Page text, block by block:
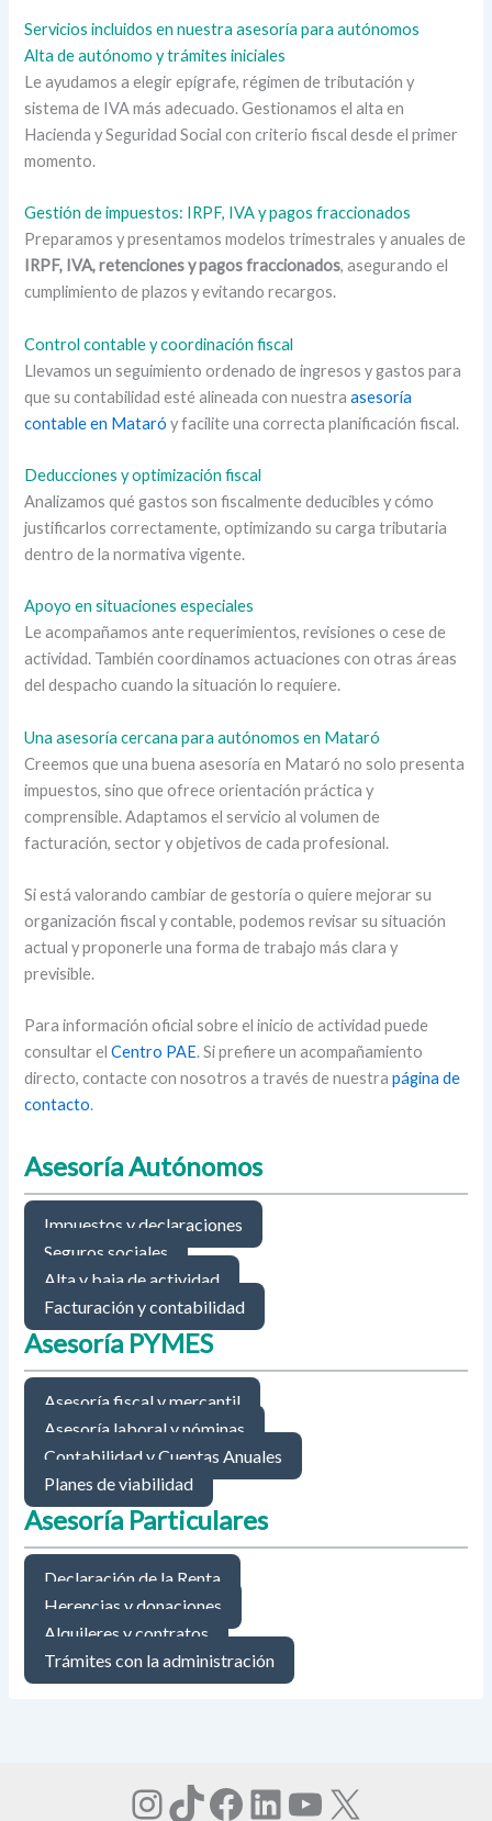
Servicios incluidos en nuestra asesoría para autónomos
Alta de autónomo y trámites iniciales
Le ayudamos a elegir epígrafe, régimen de tributación y
sistema de IVA más adecuado. Gestionamos el alta en
Hacienda y Seguridad Social con criterio fiscal desde el primer
momento.
Gestión de impuestos: IRPF, IVA y pagos fraccionados
Preparamos y presentamos modelos trimestrales y anuales de
IRPF, IVA, retenciones y pagos fraccionados, asegurando el
cumplimiento de plazos y evitando recargos.
Control contable y coordinación fiscal
Llevamos un seguimiento ordenado de ingresos y gastos para
que su contabilidad esté alineada con nuestraasesoría
contable en Mataró y facilite una correcta planificación fiscal.
Deducciones y optimización fiscal
Analizamos qué gastos son fiscalmente deducibles y cómo
justificarlos correctamente, optimizando su carga tributaria
dentro de la normativa vigente.
Apoyo en situaciones especiales
Le acompañamos ante requerimientos, revisiones o cese de
actividad. También coordinamos actuaciones con otras áreas
del despacho cuando la situación lo requiere.
Una asesoría cercana para autónomos en Mataró
Creemos que una buena asesoría en Mataró no solo presenta
impuestos, sino que ofrece orientación práctica y
comprensible. Adaptamos el servicio al volumen de
facturación, sector y objetivos de cada profesional.
Si está valorando cambiar de gestoría o quiere mejorar su
organización fiscal y contable, podemos revisar su situación
actual y proponerle una forma de trabajo más clara y
previsible.
Para información oficial sobre el inicio de actividad puede
consultar elCentro PAE. Si prefiere un acompañamiento
directo, contacte con nosotros a través de nuestrapágina de
contacto.
Asesoría Autónomos
Impuestos y declaraciones
Seguros sociales
Alta y baja de actividad
Facturación y contabilidad
Asesoría PYMES
Asesoría fiscal y mercantil
Asesoría laboral y nóminas
Contabilidad y Cuentas Anuales
Planes de viabilidad
Asesoría Particulares
Declaración de la Renta
Herencias y donaciones
Alquileres y contratos
Trámites con la administración
Instagram
TikTok
Facebook
LinkedIn
YouTube
X